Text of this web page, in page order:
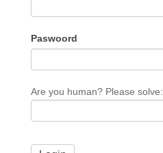
Paswoord
Are you human? Please solve: